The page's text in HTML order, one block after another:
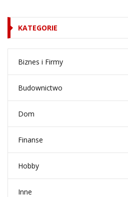
KATEGORIE
Biznes i Firmy
Budownictwo
Dom
Finanse
Hobby
Inne